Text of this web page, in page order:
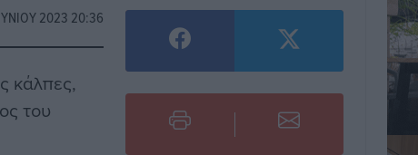
2023 20:36
κάλπες,
του